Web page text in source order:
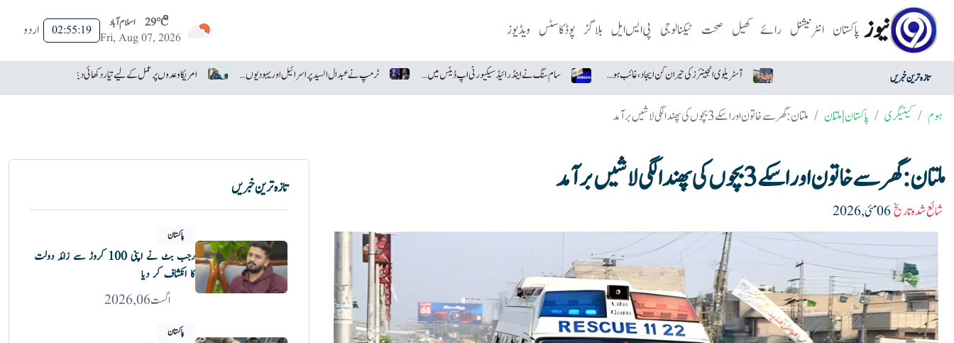
نیوز پاکستان انٹرنیشنل رائے کھیل صحت ٹیکنالوجی پی ایس ایل بلاگز پوڈکاسٹس ویڈیوز 29°C
اسلام آباد
Fri, Aug 07, 2026
02:55:21 اردو
تازہ ترین خبریں آسٹریلوی انجینئرز کی حیران کن ایجاد، غائب ہونے والا ڈرون تیار سام سنگ نے اینڈرائیڈ سیکیورٹی اپ ڈیٹس میں گوگل کو پیچھے چھوڑ دیا ٹرمپ نے عبدال السید پر اسرائیل اور یہودیوں سے نفرت کا الزام لگا دیا
ہوم کیٹیگری پاکستان|مُلتان ملتان: گھر سے خاتون اور اسکے 3 بچوں کی پھندا لگی لاشیں برآمد
ملتان: گھر سے خاتون اور اسکے 3 بچوں کی پھندا لگی لاشیں برآمد
شائع شدہ تاریخ
تازہ ترین خبریں
پاکستان
رجب بٹ نے اپنی 100 کروڑ سے زائد دولت
کا انکشاف کر دیا
اگست 06, 2026
پاکستان